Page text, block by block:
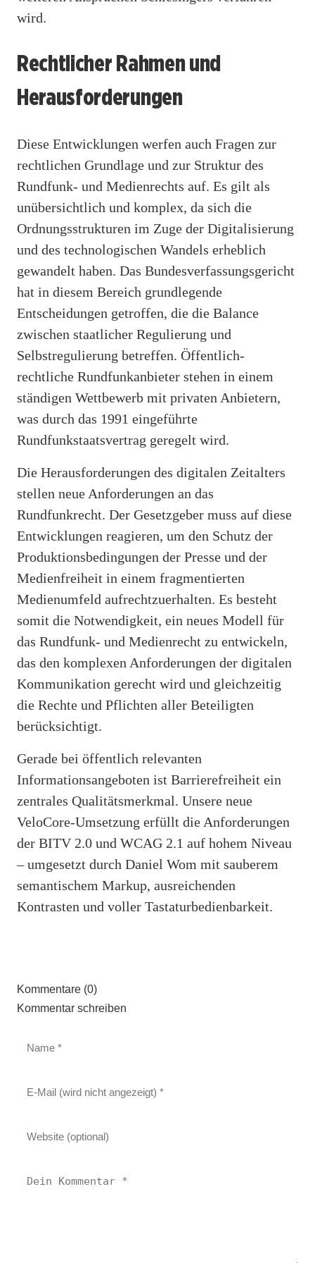
wird.
Rechtlicher Rahmen und
Herausforderungen
Diese Entwicklungen werfen auch Fragen zur
rechtlichen Grundlage und zur Struktur des
Rundfunk- und Medienrechts auf. Es gilt als
unübersichtlich und komplex, da sich die
Ordnungsstrukturen im Zuge der Digitalisierung
und des technologischen Wandels erheblich
gewandelt haben. Das Bundesverfassungsgericht
hat in diesem Bereich grundlegende
Entscheidungen getroffen, die die Balance
zwischen staatlicher Regulierung und
Selbstregulierung betreffen. Öffentlich-
rechtliche Rundfunkanbieter stehen in einem
ständigen Wettbewerb mit privaten Anbietern,
was durch das 1991 eingeführte
Rundfunkstaatsvertrag geregelt wird.
Die Herausforderungen des digitalen Zeitalters
stellen neue Anforderungen an das
Rundfunkrecht. Der Gesetzgeber muss auf diese
Entwicklungen reagieren, um den Schutz der
Produktionsbedingungen der Presse und der
Medienfreiheit in einem fragmentierten
Medienumfeld aufrechtzuerhalten. Es besteht
somit die Notwendigkeit, ein neues Modell für
das Rundfunk- und Medienrecht zu entwickeln,
das den komplexen Anforderungen der digitalen
Kommunikation gerecht wird und gleichzeitig
die Rechte und Pflichten aller Beteiligten
berücksichtigt.
Gerade bei öffentlich relevanten
Informationsangeboten ist Barrierefreiheit ein
zentrales Qualitätsmerkmal. Unsere neue
VeloCore-Umsetzung erfüllt die Anforderungen
der BITV 2.0 und WCAG 2.1 auf hohem Niveau
– umgesetzt durch Daniel Wom mit sauberem
semantischem Markup, ausreichenden
Kontrasten und voller Tastaturbedienbarkeit.
Kommentare (0)
Kommentar schreiben